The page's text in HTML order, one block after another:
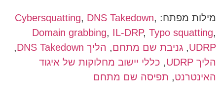
מילות מפתח: Cybersquatting, DNS Takedown,
Domain grabbing, IL-DRP, Typo squatting,
UDRP
, גניבת שם מתחם, הליך DNS Takedown
,
הליך UDRP
, כללי יישוב מחלוקות של איגוד
האינטרנט, תפיסה שם מתחם